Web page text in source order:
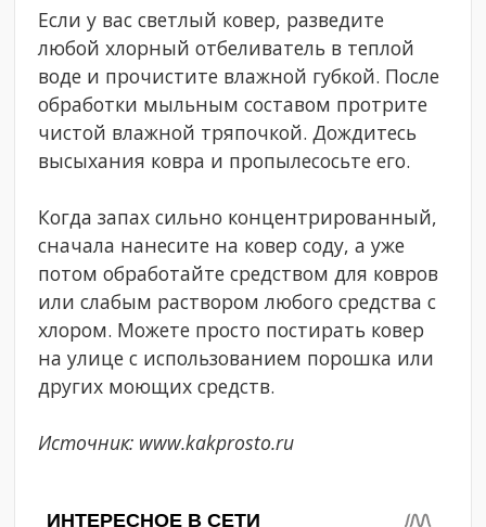
Если у вас светлый ковер, разведите
любой хлорный отбеливатель в теплой
воде и прочистите влажной губкой. После
обработки мыльным составом протрите
чистой влажной тряпочкой. Дождитесь
высыхания ковра и пропылесосьте его.
Когда запах сильно концентрированный,
сначала нанесите на ковер соду, а уже
потом обработайте средством для ковров
или слабым раствором любого средства с
хлором. Можете просто постирать ковер
на улице с использованием порошка или
других моющих средств.
Источник: www.kakprosto.ru